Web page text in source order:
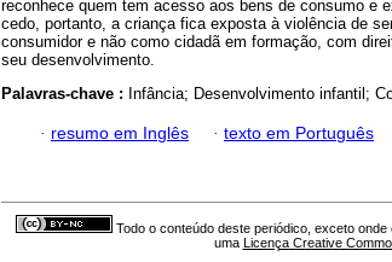
reconhece quem tem acesso aos bens de consumo e
cedo, portanto, a criança fica exposta à violência de
consumidor e não como cidadã em formação, com
seu desenvolvimento.
Palavras-chave : Infância; Desenvolvimento infantil;
· resumo em Inglês · texto em Português
Todo o conteúdo deste periódico, exceto
uma Licença Creative